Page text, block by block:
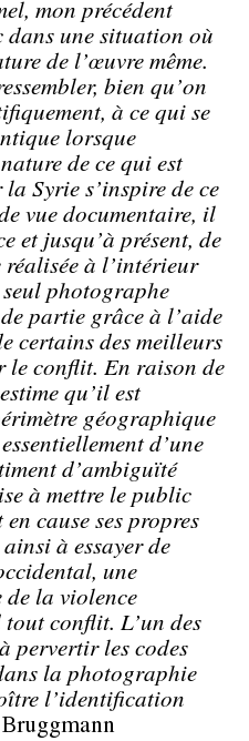
mon précédent
une situation où
de l’œuvre même.
bien qu’on
à ce qui se
lorsque
de ce qui est
Syrie s’inspire de ce
vue documentaire, il
et jusqu’à présent, de
réalisée à l’intérieur
photographe
partie grâce à l’aide
certains des meilleurs
le conflit. En raison de
qu’il est
géographique
d’une
d’ambiguïté
à mettre le public
cause ses propres
à essayer de
une
de la violence
conflit. L’un des
pervertir les codes
la photographie
l’identification